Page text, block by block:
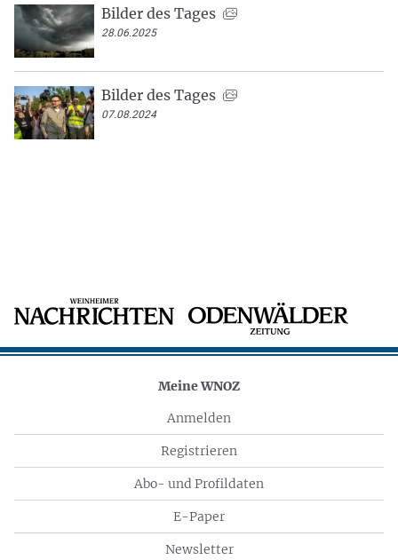
Bilder des Tages
28.06.2025
Bilder des Tages
07.08.2024
Meine WNOZ
Anmelden
Registrieren
Abo- und Profildaten
E-Paper
Newsletter